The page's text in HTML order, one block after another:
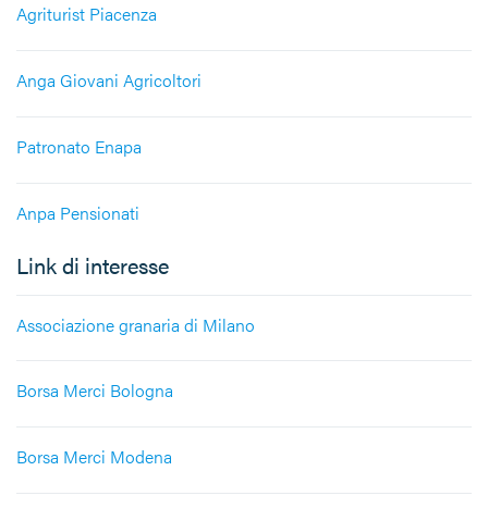
Agriturist Piacenza
Anga Giovani Agricoltori
Patronato Enapa
Anpa Pensionati
Link di interesse
Associazione granaria di Milano
Borsa Merci Bologna
Borsa Merci Modena